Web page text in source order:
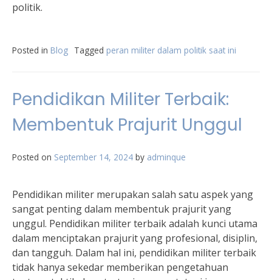
politik.
Posted in Blog Tagged peran militer dalam politik saat ini
Pendidikan Militer Terbaik:
Membentuk Prajurit Unggul
Posted on September 14, 2024 by adminque
Pendidikan militer merupakan salah satu aspek yang
sangat penting dalam membentuk prajurit yang
unggul. Pendidikan militer terbaik adalah kunci utama
dalam menciptakan prajurit yang profesional, disiplin,
dan tangguh. Dalam hal ini, pendidikan militer terbaik
tidak hanya sekedar memberikan pengetahuan